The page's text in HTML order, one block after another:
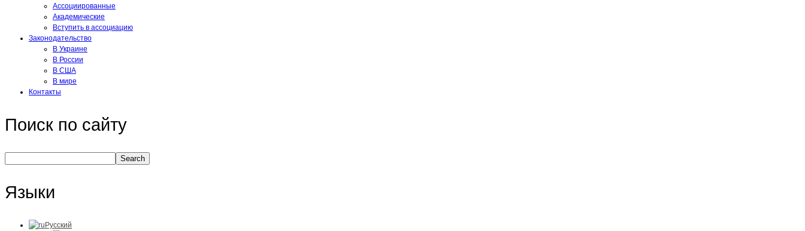
Ассоциированные
Академические
Вступить в ассоциацию
Законодательство
В Украине
В России
В США
В мире
Контакты
Поиск по сайту
Языки
Русский